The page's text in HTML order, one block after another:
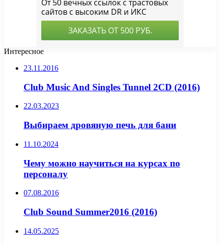
Интересное
23.11.2016
Club Music And Singles Tunnel 2CD (2016)
22.03.2023
Выбираем дровяную печь для бани
11.10.2024
Чему можно научиться на курсах по
персоналу
07.08.2016
Club Sound Summer2016 (2016)
14.05.2025